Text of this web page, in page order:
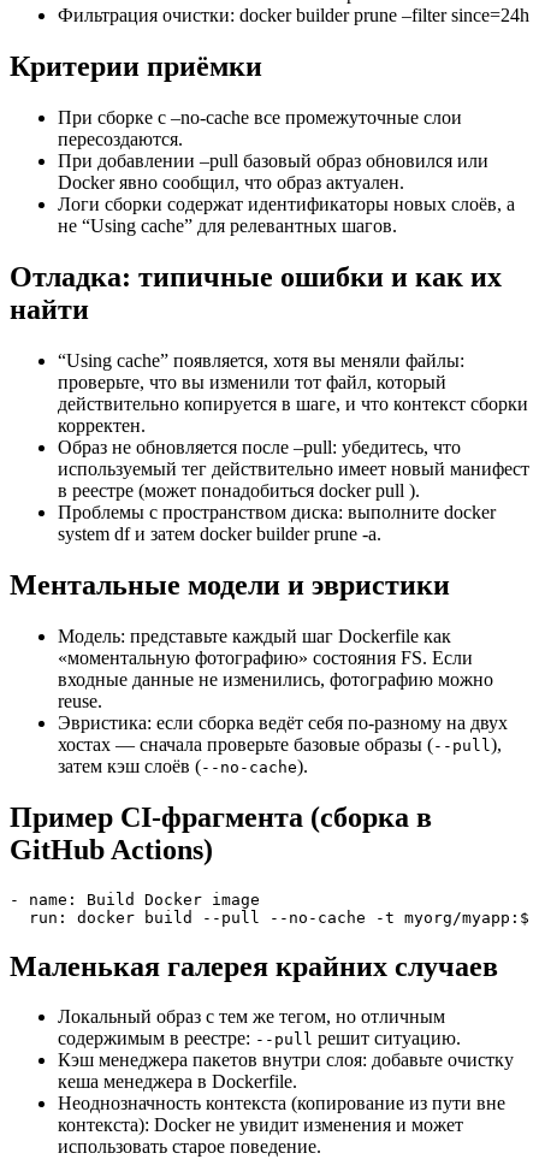
Фильтрация очистки: docker builder prune –filter since=24h
Критерии приёмки
При сборке с –no-cache все промeжуточные слои
пересоздаются.
При добавлении –pull базовый образ обновился или
Docker явно сообщил, что образ актуален.
Логи сборки содержат идентификаторы новых слоёв, а
не “Using cache” для релевантных шагов.
Отладка: типичные ошибки и как их
найти
“Using cache” появляется, хотя вы меняли файлы:
проверьте, что вы изменили тот файл, который
действительно копируется в шаге, и что контекст сборки
корректен.
Образ не обновляется после –pull: убедитесь, что
используемый тег действительно имеет новый манифест
в реестре (может понадобиться docker pull ).
Проблемы с пространством диска: выполните docker
system df и затем docker builder prune -a.
Ментальные модели и эвристики
Модель: представьте каждый шаг Dockerfile как
«моментальную фотографию» состояния FS. Если
входные данные не изменились, фотографию можно
reuse.
Эвристика: если сборка ведёт себя по-разному на двух
хостах — сначала проверьте базовые образы (--pull ),
затем кэш слоёв (--no-cache).
Пример CI-фрагмента (сборка в
GitHub Actions)
- name: Build Docker image
run: docker build --pull --no-cache -t myorg/
Маленькая галерея крайних случаев
Локальный образ с тем же тегом, но отличным
содержимым в реестре: --pull решит ситуацию.
Кэш менеджера пакетов внутри слоя: добавьте очистку
кеша менеджера в Dockerfile.
Неоднозначность контекста (копирование из пути вне
контекста): Docker не увидит изменения и может
использовать старое поведение.